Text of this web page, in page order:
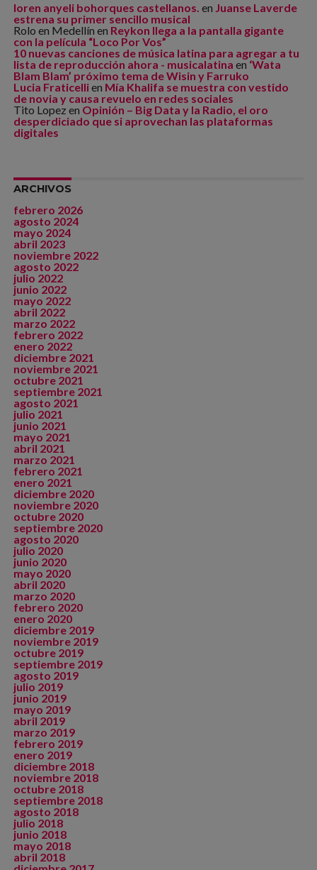
loren anyeli bohorques castellanos. en Juanse Laverde
estrena su primer sencillo musical
Rolo en Medellín en Reykon llega a la pantalla gigante
con la película “Loco Por Vos”
10 nuevas canciones de música latina para agregar a tu
lista de reproducción ahora - musicalatina en ‘Wata
Blam Blam’ próximo tema de Wisin y Farruko
Lucia Fraticellien Mía Khalifa se muestra con vestido
de novia y causa revuelo en redes sociales
Tito Lopez en Opinión – Big Data y la Radio, el oro
desperdiciado que si aprovechan las plataformas
digitales
ARCHIVOS
febrero 2026
agosto 2024
mayo 2024
abril 2023
noviembre 2022
agosto 2022
julio 2022
junio 2022
mayo 2022
abril 2022
marzo 2022
febrero 2022
enero 2022
diciembre 2021
noviembre 2021
octubre 2021
septiembre 2021
agosto 2021
julio 2021
junio 2021
mayo 2021
abril 2021
marzo 2021
febrero 2021
enero 2021
diciembre 2020
noviembre 2020
octubre 2020
septiembre 2020
agosto 2020
julio 2020
junio 2020
mayo 2020
abril 2020
marzo 2020
febrero 2020
enero 2020
diciembre 2019
noviembre 2019
octubre 2019
septiembre 2019
agosto 2019
julio 2019
junio 2019
mayo 2019
abril 2019
marzo 2019
febrero 2019
enero 2019
diciembre 2018
noviembre 2018
octubre 2018
septiembre 2018
agosto 2018
julio 2018
junio 2018
mayo 2018
abril 2018